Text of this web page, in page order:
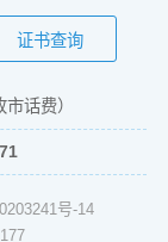
证书查询
市话费）
号-14